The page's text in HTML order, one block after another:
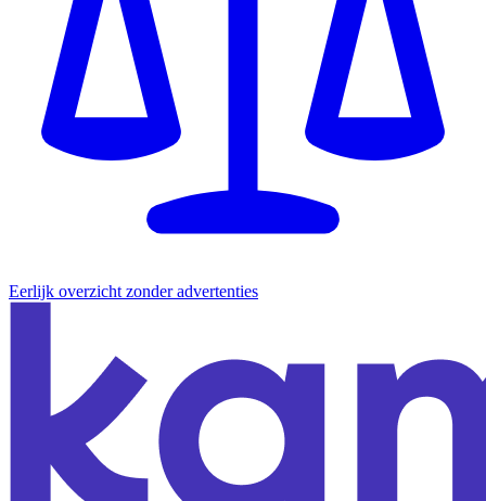
Eerlijk overzicht zonder advertenties